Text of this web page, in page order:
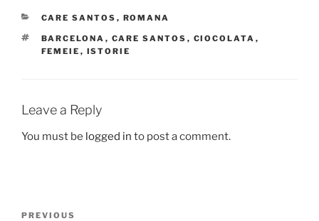
CATEGORIES
CARE SANTOS , ROMANA
TAGS
BARCELONA , CARE SANTOS , CIOCOLATA ,
FEMEIE , ISTORIE
Leave a Reply
You must be logged in to post a comment.
Previous
PREVIOUS